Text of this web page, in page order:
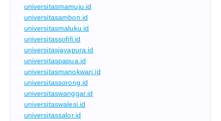
universitasmamuju.id
universitasambon.id
universitasmaluku.id
universitassofifi.id
universitasjayapura.id
universitaspapua.id
universitasmanokwari.id
universitassorong.id
universitaswanggar.id
universitaswalesi.id
universitassalor.id